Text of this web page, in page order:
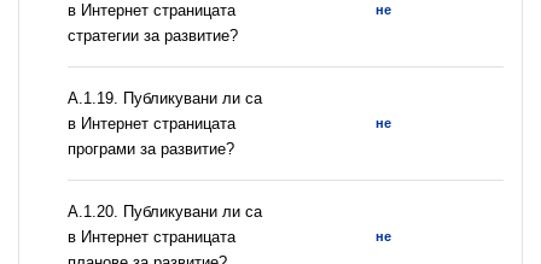
в Интернет страницата
стратегии за развитие?
не
А.1.19. Публикувани ли са
в Интернет страницата
програми за развитие?
не
А.1.20. Публикувани ли са
в Интернет страницата
не